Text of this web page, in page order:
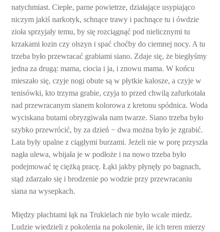
natychmiast. Ciepłe, parne powietrze, działające usypiająco
niczym jakiś narkotyk, schnące trawy i pachnące tu i ówdzie
zioła sprzyjały temu, by się rozciągnąć pod nielicznymi tu
krzakami łozin czy olszyn i spać choćby do ciemnej nocy. A tu
trzeba było przewracać grabiami siano. Zdaje się, że biegłyśmy
jedna za drugą: mama, ciocia i ja, i znowu mama. W końcu
mieszało się, czyje nogi obute są w płytkie kalosze, a czyje w
tenisówki, kto trzyma grabie, czyja to przed chwilą zafurkotała
nad przewracanym sianem kolorowa z kretonu spódnica. Woda
wyciskana butami obryzgiwała nam twarze. Siano trzeba było
szybko przewrócić, by za dzień − dwa można było je zgrabić.
Lata były upalne z ciągłymi burzami. Jeżeli nie w porę przyszła
nagła ulewa, wbijała je w podłoże i na nowo trzeba było
podejmować tę ciężką pracę. Łąki jakby płynęły po bagnach,
stąd zdarzało się i brodzenie po wodzie przy przewracaniu
siana na wysepkach.
Między płachtami łąk na Trukielach nie było wcale miedz.
Ludzie wiedzieli z pokolenia na pokolenie, ile ich teren mierzy